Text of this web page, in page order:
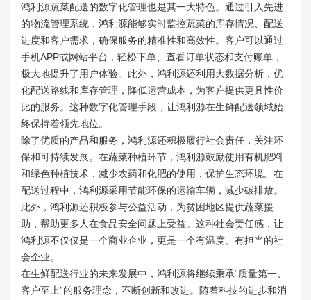
鸿利源蔬菜配送的数字化管理也是其一大特色。通过引入先进
的物流管理系统，鸿利源能够实时监控蔬菜的库存情况、配送
进度和客户需求，确保服务的精准性和高效性。客户可以通过
手机APP或网站平台，轻松下单、查看订单状态和支付账单，
极大地提升了用户体验。此外，鸿利源还利用大数据分析，优
化配送路线和库存管理，降低运营成本，为客户提供更具性价
比的服务。这种数字化管理手段，让鸿利源在生鲜配送领域始
终保持着领先地位。
除了优质的产品和服务，鸿利源还积极履行社会责任，关注环
保和可持续发展。在蔬菜种植环节，鸿利源鼓励使用有机肥料
和绿色种植技术，减少农药和化肥的使用，保护生态环境。在
配送过程中，鸿利源采用节能环保的运输车辆，减少碳排放。
此外，鸿利源还积极参与公益活动，为贫困地区提供蔬菜援
助，帮助更多人在食品安全问题上受益。这种社会责任感，让
鸿利源不仅仅是一个商业企业，更是一个有温度、有担当的社
会企业。
在生鲜配送行业的未来发展中，鸿利源将继续秉承“质量第一、
客户至上”的服务理念，不断创新和改进。随着科技的进步和消